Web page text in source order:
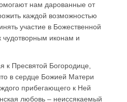
нам дарованные от
каждой возможностью
участие в Божественной
чудотворным иконам и
к Пресвятой Богородице,
в сердце Божией Матери
прибегающего к Ней
любовь – неиссякаемый